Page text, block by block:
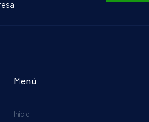
Menú
Inicio